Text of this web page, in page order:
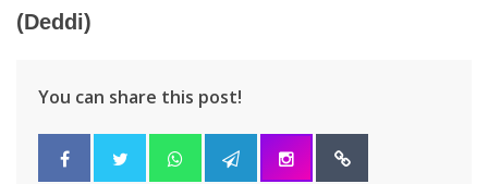
(Deddi)
You can share this post!